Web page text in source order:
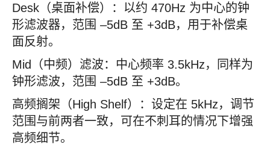
Desk（桌面补偿）：以约 470Hz 为中心的钟
形滤波器，范围 –5dB 至 +3dB，用于补偿桌
面反射。
Mid（中频）滤波：中心频率 3.5kHz，同样为
钟形滤波，范围 –5dB 至 +3dB。
高频搁架（High Shelf）：设定在 5kHz，调节
范围与前两者一致，可在不刺耳的情况下增强
高频细节。